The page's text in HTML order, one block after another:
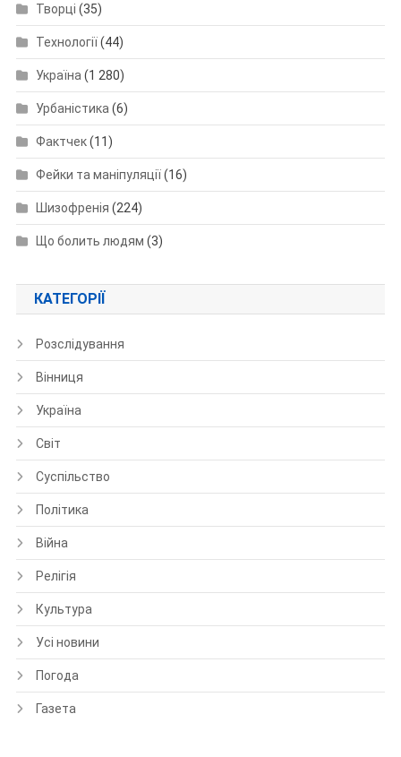
Творці (35)
Технології(44)
Україна (1 280)
Урбаністика (6)
Фактчек(11)
Фейки та маніпуляції(16)
Шизофренія (224)
Що болить людям (3)
КАТЕГОРІЇ
Розслідування
Вінниця
Україна
Світ
Суспільство
Політика
Війна
Релігія
Культура
Усі новини
Погода
Газета